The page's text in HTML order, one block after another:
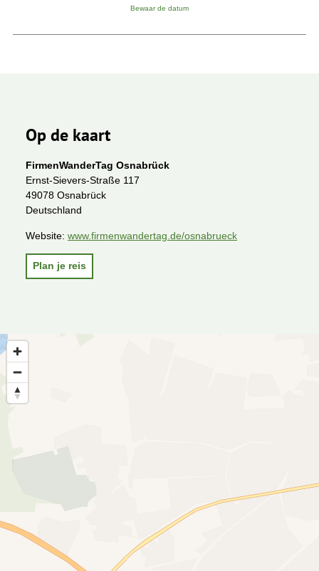
Bewaar de datum
Op de kaart
FirmenWanderTag Osnabrück
Ernst-Sievers-Straße 117
49078 Osnabrück
Deutschland
Website: www.firmenwandertag.de/osnabrueck
Plan je reis